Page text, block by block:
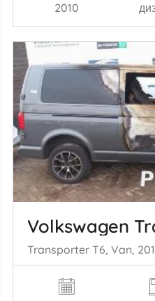
2010
Volkswagen
Transporter T6, Van,